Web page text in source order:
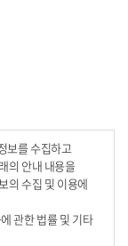
보를 수집하고
의 안내 내용을
의 수집 및 이용에
관한 법률 및 기타